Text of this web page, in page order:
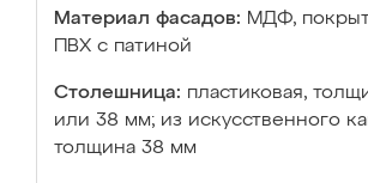
Материал фасадов: МДФ,
ПВХ с патиной
Столешница: пластиковая,
или 38 мм; из искусственного
толщина 38 мм